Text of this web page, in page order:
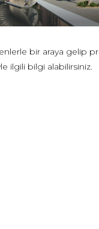
bir araya gelip
ilgili bilgi alabilirsiniz.